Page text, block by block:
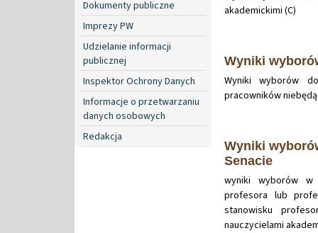
Dokumenty publiczne
Imprezy PW
Udzielanie informacji
publicznej
Inspektor Ochrony Danych
Informacje o przetwarzaniu
danych osobowych
Redakcja
akademickimi (C)
Wyniki
Wyniki wyborów
pracowników
Wyniki
Senacie
wyniki wyborów w
profesora lub
stanowisku
nauczycielami